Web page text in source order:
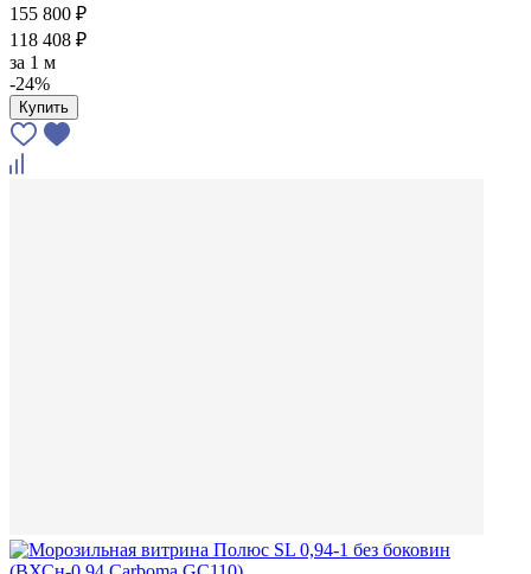
155 800 ₽
118 408 ₽
за 1 м
-24%
Купить